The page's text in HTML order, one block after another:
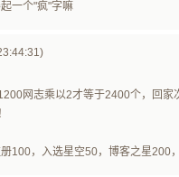
一个"疯"字嘛
网志乘以2才等于2400个，回
100，入选星空50，博客之星200